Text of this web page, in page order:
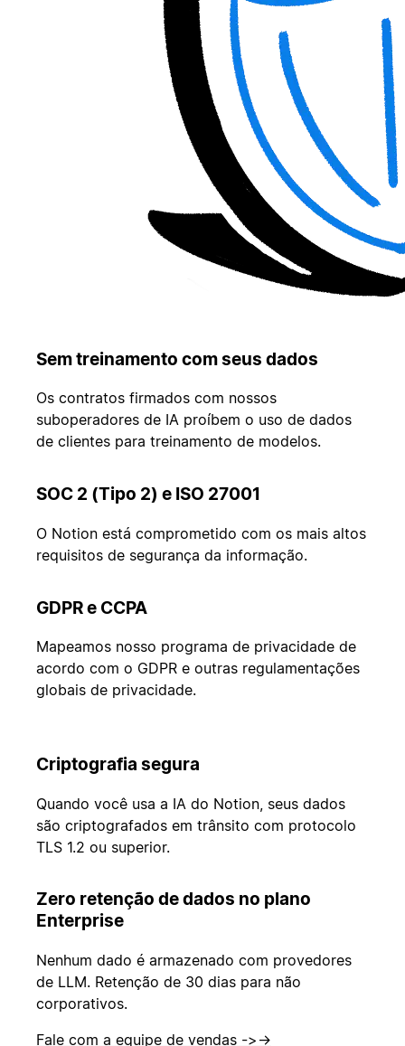
Sem treinamento com seus dados
Os contratos firmados com nossos
suboperadores de IA proíbem o uso de dados
de clientes para treinamento de modelos.
SOC 2 (Tipo 2) e ISO 27001
O Notion está comprometido com os mais altos
requisitos de segurança da informação.
GDPR e CCPA
Mapeamos nosso programa de privacidade de
acordo com o GDPR e outras regulamentações
globais de privacidade.
Criptografia segura
Quando você usa a IA do Notion, seus dados
são criptografados em trânsito com protocolo
TLS 1.2 ou superior.
Zero retenção de dados no plano
Enterprise
Nenhum dado é armazenado com provedores
de LLM. Retenção de 30 dias para não
corporativos.
Fale com a equipe de vendas -> →